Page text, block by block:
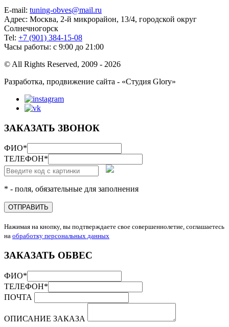
E-mail: tuning-obves@mail.ru
Адрес: Москва, 2-й микрорайон, 13/4, городской округ
Солнечногорск
Tel: +7 (901) 384-15-08
Часы работы: с 9:00 до 21:00
© All Rights Reserved, 2009 - 2026
Разработка, продвижение сайта - «Студия Glory»
ЗАКАЗАТЬ ЗВОНОК
ФИО*
ТЕЛЕФОН*
* - поля, обязательные для заполнения
ОТПРАВИТЬ
Нажимая на кнопку, вы подтверждаете свое совершеннолетие, соглашаетесь
на обработку персональных данных
ЗАКАЗАТЬ ОБВЕС
ФИО*
ТЕЛЕФОН*
ПОЧТА
ОПИСАНИЕ ЗАКАЗА